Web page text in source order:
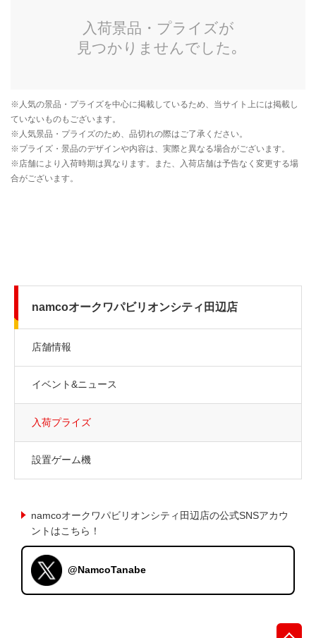
namcoオークワパビリオンシティ田辺店
店舗情報
イベント&ニュース
入荷プライズ
設置ゲーム機
namcoオークワパビリオンシティ田辺店の公式SNSアカウ
ントはこちら！
@NamcoTanabe